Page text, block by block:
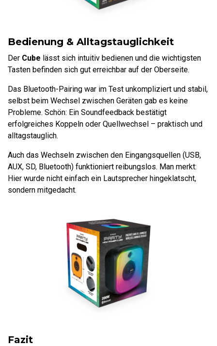
Bedienung & Alltagstauglichkeit
Der Cube lässt sich intuitiv bedienen und die wichtigsten
Tasten befinden sich gut erreichbar auf der Oberseite.
Das Bluetooth-Pairing war im Test unkompliziert und stabil,
selbst beim Wechsel zwischen Geräten gab es keine
Probleme. Schön: Ein Soundfeedback bestätigt
erfolgreiches Koppeln oder Quellwechsel – praktisch und
alltagstauglich.
Auch das Wechseln zwischen den Eingangsquellen (USB,
AUX, SD, Bluetooth) funktioniert reibungslos. Man merkt:
Hier wurde nicht einfach ein Lautsprecher hingeklatscht,
sondern mitgedacht.
Fazit